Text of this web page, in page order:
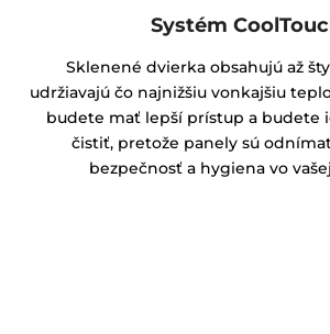
Systém
Sklenené dvierka obsahujú až
udržiavajú čo najnižšiu vonkajšiu
budete mať lepší prístup a budete
čistiť, pretože panely sú
bezpečnosť a hygiena vo